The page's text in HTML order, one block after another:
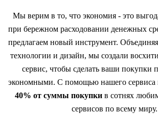
Мы верим в то, что экономия - это
при бережном расходовании денежных
предлагаем новый инструмент.
технологии и дизайн, мы создали
сервис, чтобы сделать ваши покупки
экономными. С помощью нашего сервиса
40% от суммы покупкив сотнях
сервисов по всему миру.